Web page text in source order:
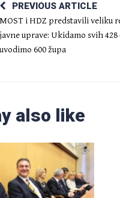
PREVIOUS ARTICLE
MOST i HDZ predstavili veliku
javne uprave: Ukidamo svih
uvodimo 600 župa
also like